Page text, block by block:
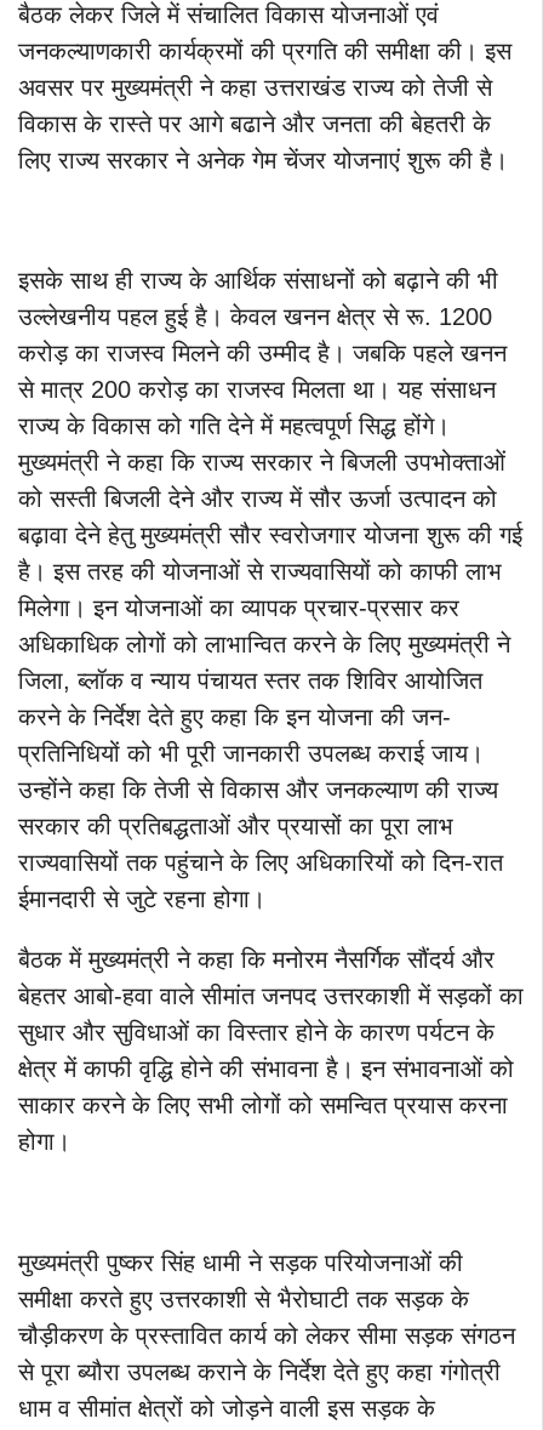
बैठक लेकर जिले में संचालित विकास योजनाओं एवं
जनकल्याणकारी कार्यक्रमों की प्रगति की समीक्षा की। इस
अवसर पर मुख्यमंत्री ने कहा उत्तराखंड राज्य को तेजी से
विकास के रास्ते पर आगे बढाने और जनता की बेहतरी के
लिए राज्य सरकार ने अनेक गेम चेंजर योजनाएं शुरू की है।
इसके साथ ही राज्य के आर्थिक संसाधनों को बढ़ाने की भी
उल्लेखनीय पहल हुई है। केवल खनन क्षेत्र से रू. 1200
करोड़ का राजस्व मिलने की उम्मीद है। जबकि पहले खनन
से मात्र 200 करोड़ का राजस्व मिलता था। यह संसाधन
राज्य के विकास को गति देने में महत्वपूर्ण सिद्ध होंगे।
मुख्यमंत्री ने कहा कि राज्य सरकार ने बिजली उपभोक्ताओं
को सस्ती बिजली देने और राज्य में सौर ऊर्जा उत्पादन को
बढ़ावा देने हेतु मुख्यमंत्री सौर स्वरोजगार योजना शुरू की गई
है। इस तरह की योजनाओं से राज्यवासियों को काफी लाभ
मिलेगा। इन योजनाओं का व्यापक प्रचार-प्रसार कर
अधिकाधिक लोगों को लाभान्वित करने के लिए मुख्यमंत्री ने
जिला, ब्लॉक व न्याय पंचायत स्तर तक शिविर आयोजित
करने के निर्देश देते हुए कहा कि इन योजना की जन-
प्रतिनिधियों को भी पूरी जानकारी उपलब्ध कराई जाय।
उन्होंने कहा कि तेजी से विकास और जनकल्याण की राज्य
सरकार की प्रतिबद्धताओं और प्रयासों का पूरा लाभ
राज्यवासियों तक पहुंचाने के लिए अधिकारियों को दिन-रात
ईमानदारी से जुटे रहना होगा।
बैठक में मुख्यमंत्री ने कहा कि मनोरम नैसर्गिक सौंदर्य और
बेहतर आबो-हवा वाले सीमांत जनपद उत्तरकाशी में सड़कों का
सुधार और सुविधाओं का विस्तार होने के कारण पर्यटन के
क्षेत्र में काफी वृद्धि होने की संभावना है। इन संभावनाओं को
साकार करने के लिए सभी लोगों को समन्वित प्रयास करना
होगा।
मुख्यमंत्री पुष्कर सिंह धामी ने सड़क परियोजनाओं की
समीक्षा करते हुए उत्तरकाशी से भैरोघाटी तक सड़क के
चौड़ीकरण के प्रस्तावित कार्य को लेकर सीमा सड़क संगठन
से पूरा ब्यौरा उपलब्ध कराने के निर्देश देते हुए कहा गंगोत्री
धाम व सीमांत क्षेत्रों को जोड़ने वाली इस सड़क के